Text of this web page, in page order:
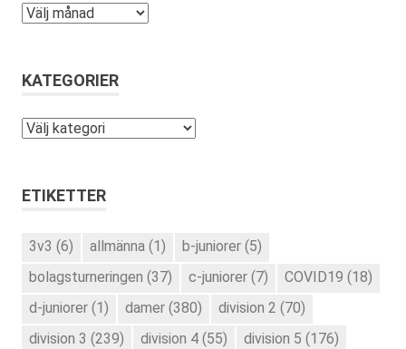
Arkiv
KATEGORIER
Kategorier
ETIKETTER
3v3 (6) allmänna (1) b-juniorer (5)
bolagsturneringen (37) c-juniorer (7) COVID19 (18)
d-juniorer (1) damer (380) division 2 (70)
division 3 (239) division 4 (55) division 5 (176)